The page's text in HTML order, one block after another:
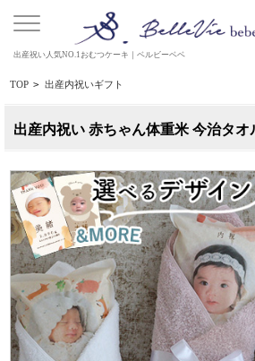
出産祝い人気NO.1おむつケーキ｜ベルビーベベ
TOP > 出産内祝いギフト
出産内祝い 赤ちゃん体重米 今治タオ